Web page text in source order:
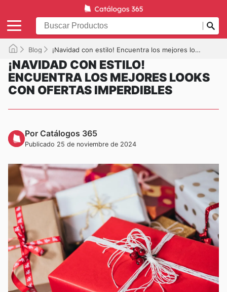
Blog ¡Navidad con estilo! Encuentra los mejores looks con ofertas imperdibles
¡NAVIDAD CON ESTILO!
ENCUENTRA LOS MEJORES LOOKS
CON OFERTAS IMPERDIBLES
Por Catálogos 365
Publicado 25 de noviembre de 2024